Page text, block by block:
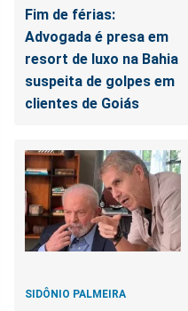
Fim de férias:
Advogada é presa em
resort de luxo na Bahia
suspeita de golpes em
clientes de Goiás
SIDÔNIO PALMEIRA